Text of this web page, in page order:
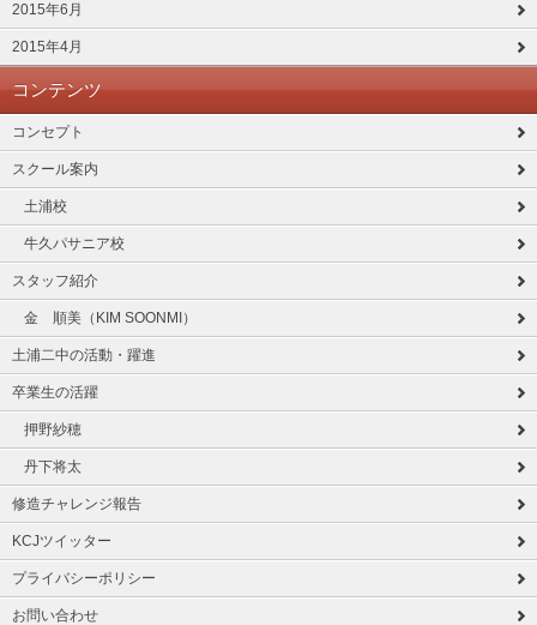
2015年6月
2015年4月
コンテンツ
コンセプト
スクール案内
土浦校
牛久パサニア校
スタッフ紹介
金 順美（KIM SOONMI）
土浦二中の活動・躍進
卒業生の活躍
押野紗穂
丹下将太
修造チャレンジ報告
KCJツイッター
プライバシーポリシー
お問い合わせ